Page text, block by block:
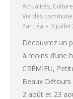
Actualités, Culture
Vie des
Par Léa 3 juillet
Découvrez un
à moins d’une
CRÉMIEU,
Beaux
2 août et 23